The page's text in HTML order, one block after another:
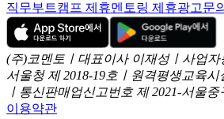
직무부트캠프 제휴멘토링 제휴광고문의
(주)코멘토ㅣ대표이사 이재성ㅣ사업자
서울청 제 2018-19호ㅣ원격평생교육
ㅣ통신판매업신고번호 제 2021-서울중
이용약관